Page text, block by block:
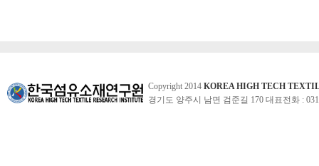
Copyright 2014 KOREA HIGH TECH
경기도 양주시 남면 검준길 170 대표전화 :